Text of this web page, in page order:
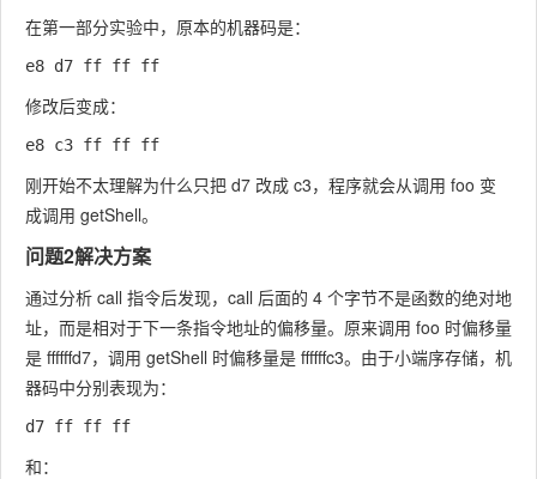
在第一部分实验中，原本的机器码是：
修改后变成：
刚开始不太理解为什么只把 d7 改成 c3，程序就会从调用 foo 变
成调用 getShell。
问题2解决方案
通过分析 call 指令后发现， call 后面的 4 个字节不是函数的绝对地
址，而是相对于下一条指令地址的偏移量。原来调用 foo 时偏移量
是 ffffffd7，调用 getShell 时偏移量是 ffffffc3。由于小端序存储，机
器码中分别表现为：
和：